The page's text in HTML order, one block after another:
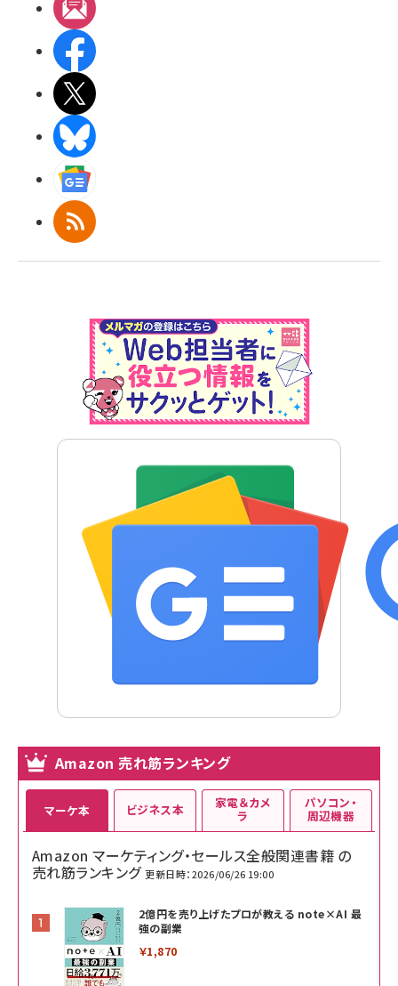
RSS
Amazon 売れ筋ランキング
マーケ本
Amazon マーケティング・セールス全般関連書籍 の
売れ筋ランキング 更新日時：2026/06/26 19:00
2億円を売り上げたプロが教える note×AI 最
強の副業
￥1,870
ビジネス本 家電＆カメ
ラ
パソコン・
周辺機器